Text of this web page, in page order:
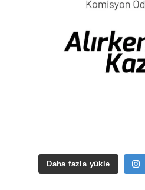
Daha fazla yükle